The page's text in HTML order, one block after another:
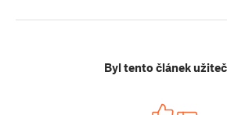
Byl tento článek